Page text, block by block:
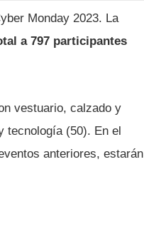
Monday 2023. La
a 797 participantes
vestuario, calzado y
tecnología (50). En el
anteriores, estarán